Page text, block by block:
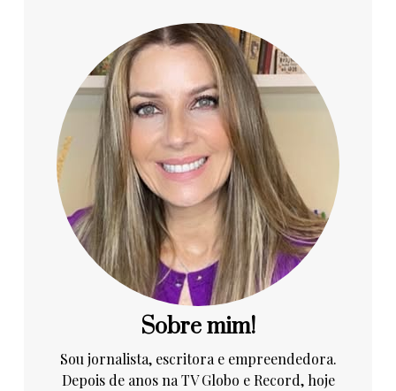
Sobre mim!
Sou jornalista, escritora e empreendedora.
Depois de anos na TV Globo e Record, hoje